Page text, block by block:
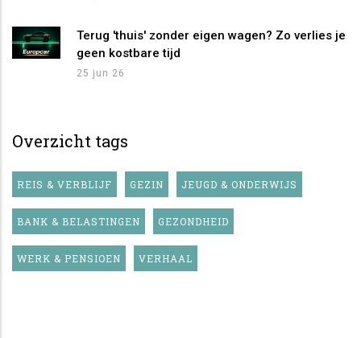
Terug 'thuis' zonder eigen wagen? Zo verlies je
geen kostbare tijd
25 jun 26
Overzicht tags
REIS & VERBLIJF GEZIN JEUGD & ONDERWIJS
BANK & BELASTINGEN GEZONDHEID
WERK & PENSIOEN VERHAAL